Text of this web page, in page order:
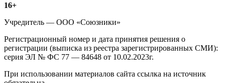
Информация
о
издании
16+
Учредитель — ООО «Союзники»
Регистрационный номер и дата принятия решения о
регистрации (выписка из реестра зарегистрированных СМИ):
серия ЭЛ № ФС 77 — 84648 от 10.02.2023г.
При использовании материалов сайта ссылка на источник